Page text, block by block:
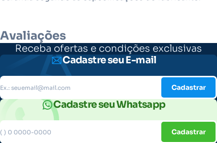
Avaliações
Receba ofertas e condições exclusivas
Cadastre seu E-mail
Cadastrar
Cadastre seu Whatsapp
Cadastrar